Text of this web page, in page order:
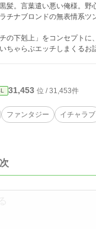
髪。言葉遣い悪い俺様。野
チナブロンドの無表情系
の下剋上」をコンセプト
ちゃらぶエッチしまくるお
31,453 位 / 31,453件
ファンタジー イチャラブ